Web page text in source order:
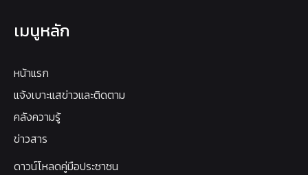
เมนูหลัก
หน้าแรก
แจ้งเบาะแสข่าวและติดตาม
คลังความรู้
ข่าวสาร
ดาวน์โหลดคู่มือประชาชน